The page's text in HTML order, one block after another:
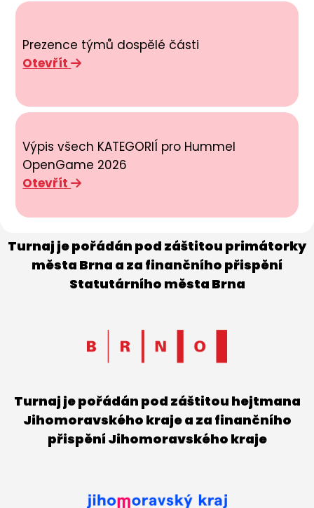
Prezence týmů dospělé části
Otevřít
Výpis všech KATEGORIÍ pro Hummel
OpenGame 2026
Otevřít
Turnaj je pořádán pod záštitou primátorky
města Brna a za finančního přispění
Statutárního města Brna
Turnaj je pořádán pod záštitou hejtmana
Jihomoravského kraje a za finančního
přispění Jihomoravského kraje